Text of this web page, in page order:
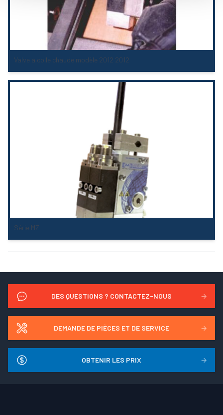
Valve à colle chaude modèle 2012 2012
Série MZ
DES QUESTIONS ? CONTACTEZ-NOUS →
DEMANDE DE PIÈCES ET DE SERVICE →
OBTENIR LES PRIX →